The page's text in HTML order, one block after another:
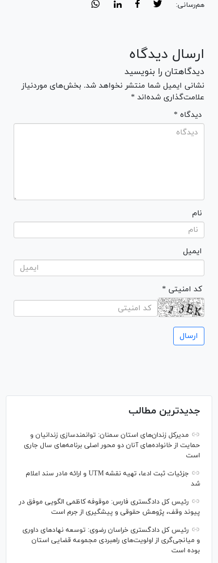
هم‌رسانی:
ارسال دیدگاه
دیدگاهتان را بنویسید
نشانی ایمیل شما منتشر نخواهد شد. بخش‌های موردنیاز
علامت‌گذاری شده‌اند *
* دیدگاه
نام
ایمیل
* کد امنیتی
جدیدترین مطالب
مدیرکل زندان‌های استان سمنان: توانمندسازی زندانیان و
حمایت از خانواده‌های آنان دو محور اصلی برنامه‌های سال جاری
است
جزئیات ثبت ادعا، تهیه نقشه UTM و ارائه مادر سند اعلام
شد
رئیس کل دادگستری فارس: موقوفه کاظمی الگویی موفق در
پیوند وقف، پژوهش حقوقی و پیشگیری از جرم است
رئیس کل دادگستری خراسان رضوی: توسعه نهاد‌های داوری
و میانجی‌گری از اولویت‌های راهبردی مجموعه قضایی استان
بوده است